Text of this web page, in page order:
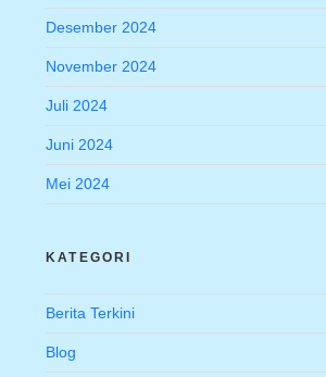
Desember 2024
November 2024
Juli 2024
Juni 2024
Mei 2024
KATEGORI
Berita Terkini
Blog